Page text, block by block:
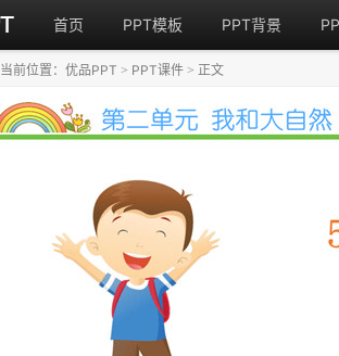
首页 PPT模板 PPT背景
当前位置： 优品PPT > PPT课件 > 正文